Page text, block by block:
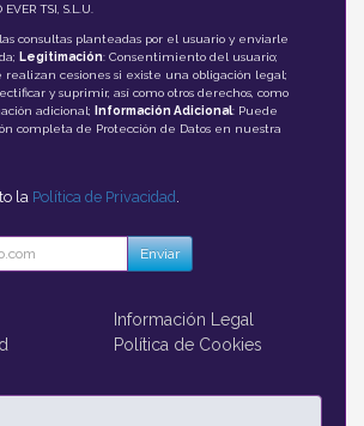
EVER TSI, S.L.U.
consultas planteadas por el usuario y enviarle
Legitimación: Consentimiento del usuario;
realizan cesiones si existe una obligación legal;
y suprimir, así como otros derechos, como
adicional;
Información Adicional: Puede
completa de Protección de Datos en nuestra
la Política de Privacidad
Enviar
Información Legal
Política de Cookies